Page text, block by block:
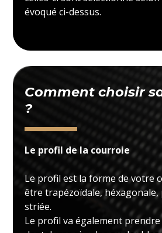
évoqué ci-dessus.
Comment choisir
?
Le profil de la courroie
Le profil est la forme de votre
être trapézoïdale,
striée.
Le profil va également